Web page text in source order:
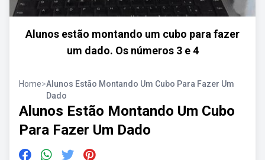
Alunos estão montando um cubo para fazer
um dado. Os números 3 e 4
Home>Alunos Estão Montando Um Cubo Para Fazer Um
Dado
Alunos Estão Montando Um Cubo
Para Fazer Um Dado